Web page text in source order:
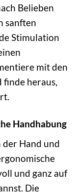
Belieben
sanften
Stimulation
mit den
finde heraus,
Handhabung
der Hand und
und ganz auf
Die